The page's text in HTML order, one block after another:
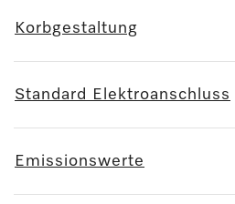
Korbgestaltung
Standard Elektroanschluss
Emissionswerte